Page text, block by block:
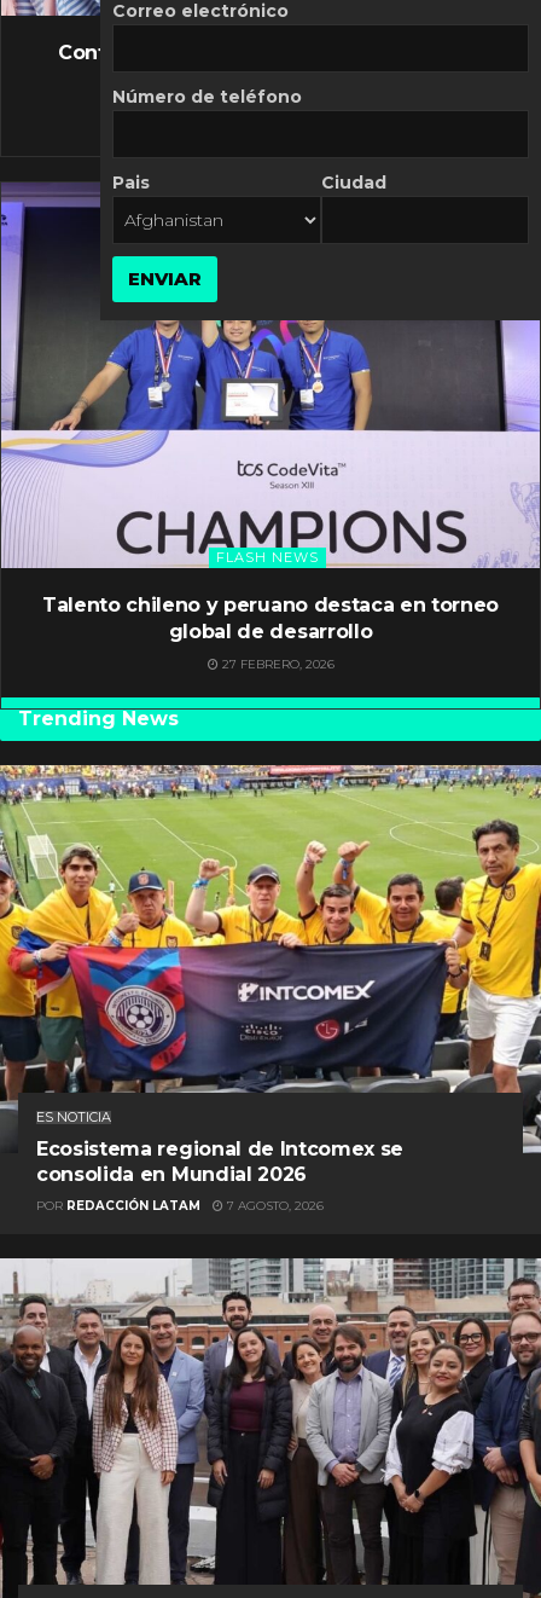
FLASH NEWS
Controversia de Mercado Libre por costos
10 MARZO, 2026
FLASH NEWS
Talento chileno y peruano destaca en torneo
global de desarrollo
27 FEBRERO, 2026
Trending News
ES NOTICIA
Ecosistema regional de Intcomex se
consolida en Mundial 2026
POR REDACCIÓN LATAM 7 AGOSTO, 2026
Correo electrónico
Número de teléfono
Pais Ciudad
ENVIAR